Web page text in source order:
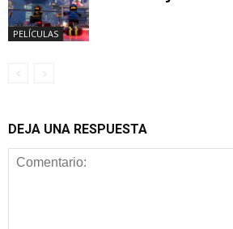
PELÍCULAS
DEJA UNA RESPUESTA